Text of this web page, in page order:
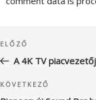
navigáció
Korábbi
bejegyzés
ELŐZŐ
A 4K TV
Következő
bejegyzés
KÖVETKEZŐ